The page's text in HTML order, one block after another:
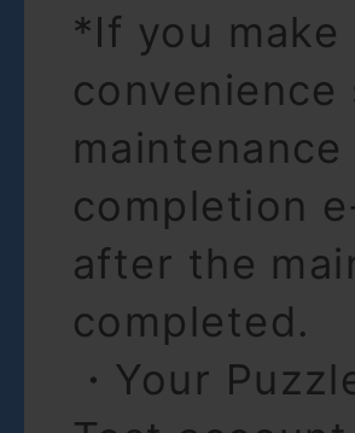
*If you
completion
after the
completed.
・Your